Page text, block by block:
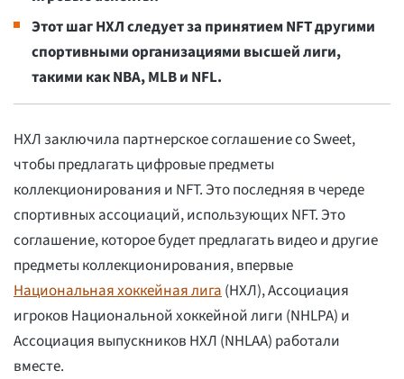
Этот шаг НХЛ следует за принятием NFT другими
спортивными организациями высшей лиги,
такими как NBA, MLB и NFL.
НХЛ заключила партнерское соглашение со Sweet,
чтобы предлагать цифровые предметы
коллекционирования и NFT. Это последняя в череде
спортивных ассоциаций, использующих NFT. Это
соглашение, которое будет предлагать видео и другие
предметы коллекционирования, впервые
Национальная хоккейная лига(НХЛ), Ассоциация
игроков Национальной хоккейной лиги (NHLPA) и
Ассоциация выпускников НХЛ (NHLAA) работали
вместе.